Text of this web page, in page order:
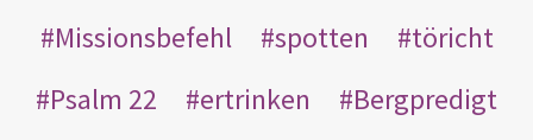
Missionsbefehl
spotten
töricht
Psalm 22
ertrinken
Bergpredigt